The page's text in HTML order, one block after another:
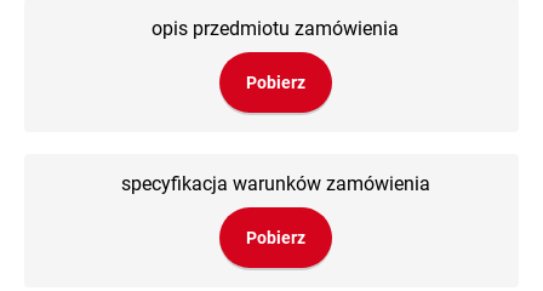
opis przedmiotu zamówienia
Pobierz
specyfikacja warunków zamówienia
Pobierz